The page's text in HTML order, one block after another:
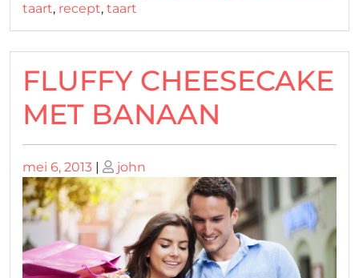
taart, recept, taart
FLUFFY CHEESECAKE
MET BANAAN
Geplaatst
op
mei 6, 2013 | Geplaatst
op
john